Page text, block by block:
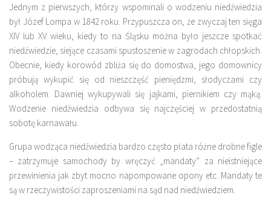
Jednym z pierwszych, którzy wspominali o wodzeniu niedźwiedzia
był Józef Lompa w 1842 roku. Przypuszcza on, że zwyczaj ten sięga
XIV lub XV wieku, kiedy to na Śląsku można było jeszcze spotkać
niedźwiedzie, siejące czasami spustoszenie w zagrodach chłopskich.
Obecnie, kiedy korowód zbliża się do domostwa, jego domownicy
próbują wykupić się od nieszczęść pieniędzmi, słodyczami czy
alkoholem. Dawniej wykupywali się jajkami, piernikiem czy mąką.
Wodzenie niedźwiedzia odbywa się najczęściej w przedostatnią
sobotę karnawału.
Grupa wodząca niedźwiedzia bardzo często płata różne drobne figle
– zatrzymuje samochody by wręczyć „mandaty” za nieistniejące
przewinienia jak zbyt mocno napompowane opony etc. Mandaty te
są w rzeczywistości zaproszeniami na sąd nad niedźwiedziem.